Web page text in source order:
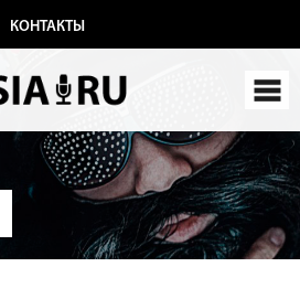
КОНТАКТЫ